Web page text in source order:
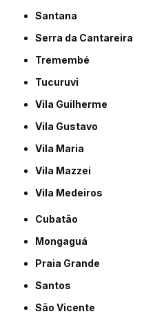
Santana
Serra da Cantareira
Tremembé
Tucuruvi
Vila Guilherme
Vila Gustavo
Vila Maria
Vila Mazzei
Vila Medeiros
Cubatão
Mongaguá
Praia Grande
Santos
São Vicente